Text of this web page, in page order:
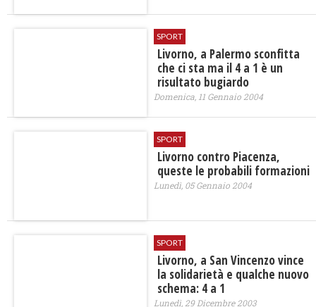
SPORT
Livorno, a Palermo sconfitta
che ci sta ma il 4 a 1 è un
risultato bugiardo
Domenica, 11 Gennaio 2004
SPORT
Livorno contro Piacenza,
queste le probabili formazioni
Lunedì, 05 Gennaio 2004
SPORT
Livorno, a San Vincenzo vince
la solidarietà e qualche nuovo
schema: 4 a 1
Lunedì, 29 Dicembre 2003